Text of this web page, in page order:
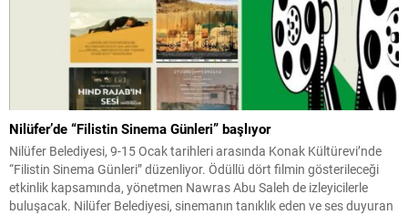
Nilüfer’de “Filistin Sinema Günleri” başlıyor
Nilüfer Belediyesi, 9-15 Ocak tarihleri arasında Konak Kültürevi’nde
“Filistin Sinema Günleri” düzenliyor. Ödüllü dört filmin gösterileceği
etkinlik kapsamında, yönetmen Nawras Abu Saleh de izleyicilerle
buluşacak. Nilüfer Belediyesi, sinemanın tanıklık eden ve ses duyuran